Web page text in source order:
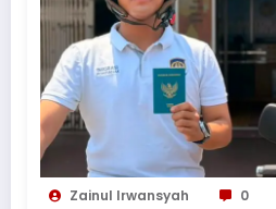
Zainul Irwansyah 0